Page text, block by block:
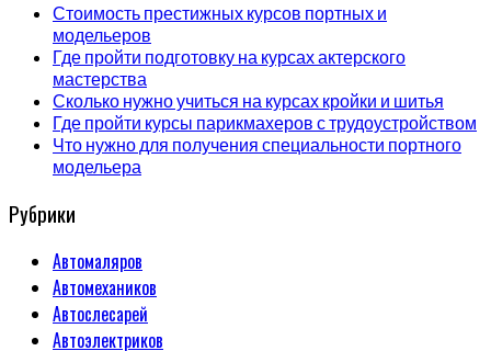
Стоимость престижных курсов портных и
модельеров
Где пройти подготовку на курсах актерского
мастерства
Сколько нужно учиться на курсах кройки и шитья
Где пройти курсы парикмахеров с трудоустройством
Что нужно для получения специальности портного
модельера
Рубрики
Автомаляров
Автомехаников
Автослесарей
Автоэлектриков